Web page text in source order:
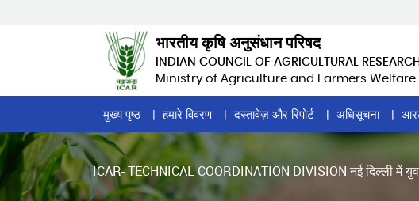
भारतीय कृषि अनुसंधान परिषद
INDIAN COUNCIL OF AGRICULTURAL RESEARCH
Ministry of Agriculture and Farmers Welfare
Home
Page
Menu
मुख्य पृष्ठ हमारे विवरण दस्तावेज़ और रिपोर्ट अधिसूचना
ICAR- TECHNICAL COORDINATION DIVISION नई दिल्ली में युवा